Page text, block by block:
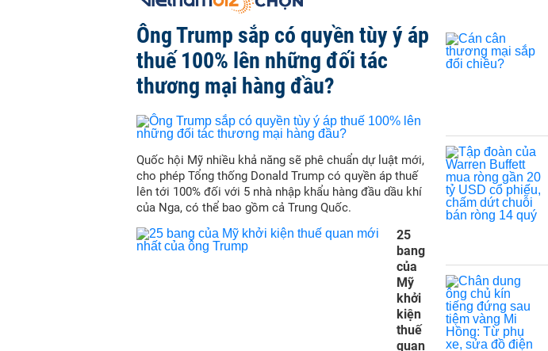
Ông Trump sắp có quyền tùy ý áp
thuế 100% lên những đối tác
thương mại hàng đầu?
Quốc hội Mỹ nhiều khả năng sẽ phê chuẩn dự luật mới,
cho phép Tổng thống Donald Trump có quyền áp thuế
lên tới 100% đối với 5 nhà nhập khẩu hàng đầu dầu khí
của Nga, có thể bao gồm cả Trung Quốc.
25
bang
của
Mỹ
khởi
kiện
thuế
quan